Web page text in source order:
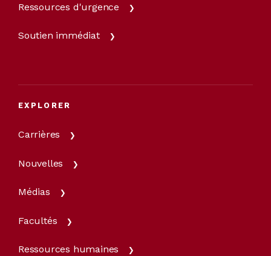
Ressources d'urgence
Soutien immédiat
EXPLORER
Carrières
Nouvelles
Médias
Facultés
Ressources humaines